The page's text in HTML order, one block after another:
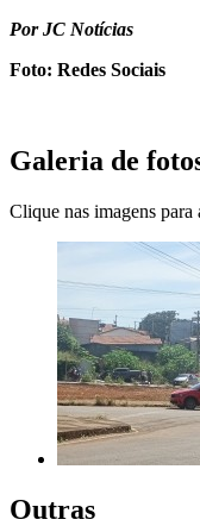
Por JC Notícias
Foto: Redes Sociais
Galeria de
Clique nas imagens para
Outras